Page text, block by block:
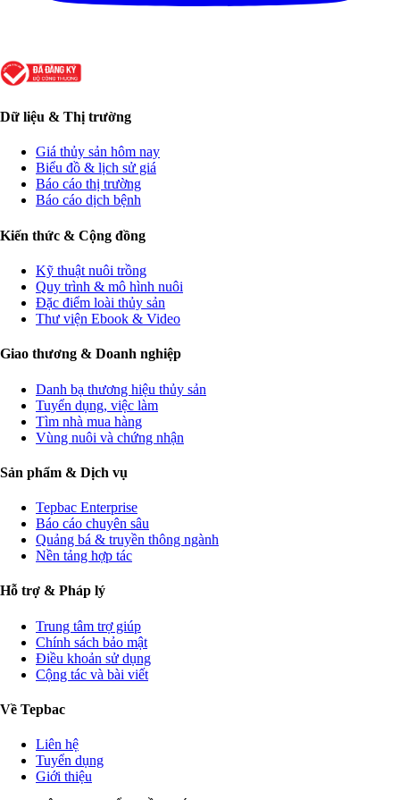
Dữ liệu & Thị trường
Giá thủy sản hôm nay
Biểu đồ & lịch sử giá
Báo cáo thị trường
Báo cáo dịch bệnh
Kiến thức & Cộng đồng
Kỹ thuật nuôi trồng
Quy trình & mô hình nuôi
Đặc điểm loài thủy sản
Thư viện Ebook & Video
Giao thương & Doanh nghiệp
Danh bạ thương hiệu thủy sản
Tuyển dụng, việc làm
Tìm nhà mua hàng
Vùng nuôi và chứng nhận
Sản phẩm & Dịch vụ
Tepbac Enterprise
Báo cáo chuyên sâu
Quảng bá & truyền thông ngành
Nền tảng hợp tác
Hỗ trợ & Pháp lý
Trung tâm trợ giúp
Chính sách bảo mật
Điều khoản sử dụng
Cộng tác và bài viết
Về Tepbac
Liên hệ
Tuyển dụng
Giới thiệu